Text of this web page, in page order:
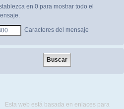
en 0 para mostrar todo el
Caracteres del mensaje
Esta web está basada en enlaces para